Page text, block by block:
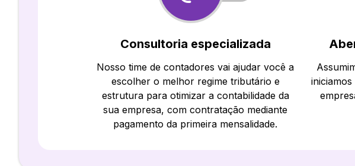
Consultoria especializada
Nosso time de contadores vai ajudar você a
escolher o melhor regime tributário e
estrutura para otimizar a contabilidade da
sua empresa, com contratação mediante
pagamento da primeira mensalidade.